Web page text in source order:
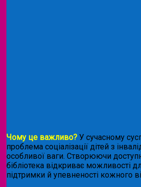
Чому це важливо? У сучасному
проблема соціалізації дітей з
особливої ваги. Створюючи
бібліотека відкриває можливості
підтримки й упевненості кожного